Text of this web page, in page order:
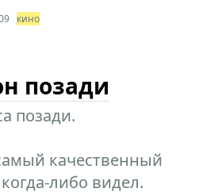
кино
позади
позади.
качественный
либо видел.